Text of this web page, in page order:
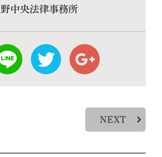
野中央法律事務所
NEXT